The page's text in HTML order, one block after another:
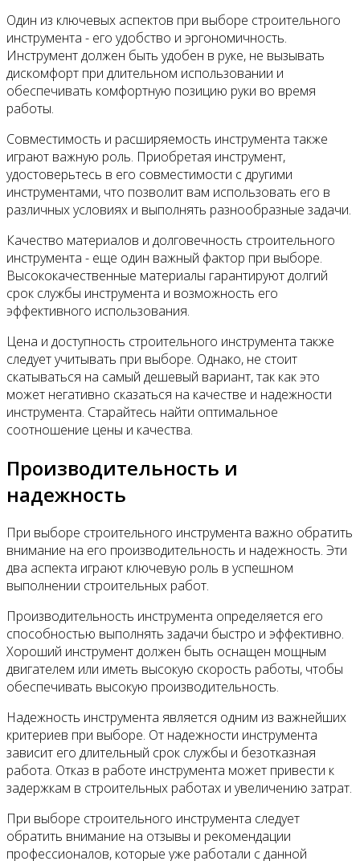
Один из ключевых аспектов при выборе строительного
инструмента - его удобство и эргономичность.
Инструмент должен быть удобен в руке, не вызывать
дискомфорт при длительном использовании и
обеспечивать комфортную позицию руки во время
работы.
Совместимость и расширяемость инструмента также
играют важную роль. Приобретая инструмент,
удостоверьтесь в его совместимости с другими
инструментами, что позволит вам использовать его в
различных условиях и выполнять разнообразные задачи.
Качество материалов и долговечность строительного
инструмента - еще один важный фактор при выборе.
Высококачественные материалы гарантируют долгий
срок службы инструмента и возможность его
эффективного использования.
Цена и доступность строительного инструмента также
следует учитывать при выборе. Однако, не стоит
скатываться на самый дешевый вариант, так как это
может негативно сказаться на качестве и надежности
инструмента. Старайтесь найти оптимальное
соотношение цены и качества.
Производительность и
надежность
При выборе строительного инструмента важно обратить
внимание на его производительность и надежность. Эти
два аспекта играют ключевую роль в успешном
выполнении строительных работ.
Производительность инструмента определяется его
способностью выполнять задачи быстро и эффективно.
Хороший инструмент должен быть оснащен мощным
двигателем или иметь высокую скорость работы, чтобы
обеспечивать высокую производительность.
Надежность инструмента является одним из важнейших
критериев при выборе. От надежности инструмента
зависит его длительный срок службы и безотказная
работа. Отказ в работе инструмента может привести к
задержкам в строительных работах и увеличению затрат.
При выборе строительного инструмента следует
обратить внимание на отзывы и рекомендации
профессионалов, которые уже работали с данной